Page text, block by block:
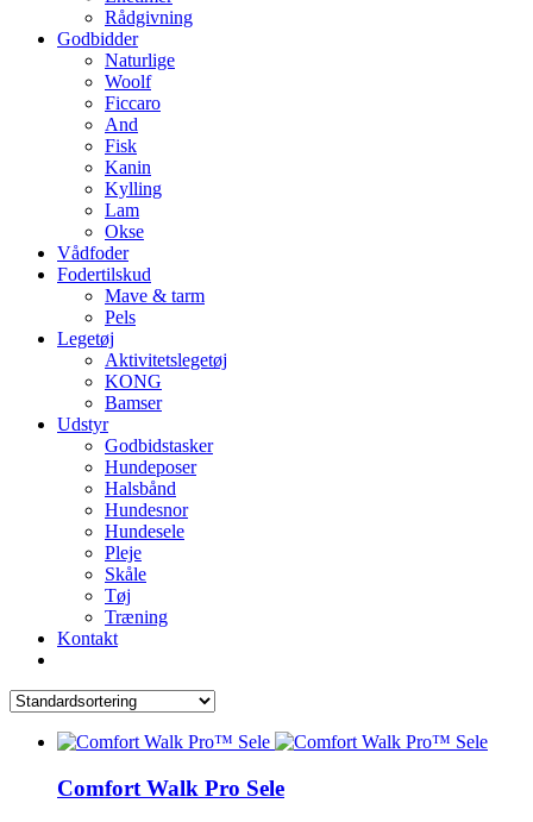
Rådgivning
Godbidder
Naturlige
Woolf
Ficcaro
And
Fisk
Kanin
Kylling
Lam
Okse
Vådfoder
Fodertilskud
Mave & tarm
Pels
Legetøj
Aktivitetslegetøj
KONG
Bamser
Udstyr
Godbidstasker
Hundeposer
Halsbånd
Hundesnor
Hundesele
Pleje
Skåle
Tøj
Træning
Kontakt
Comfort Walk Pro Sele